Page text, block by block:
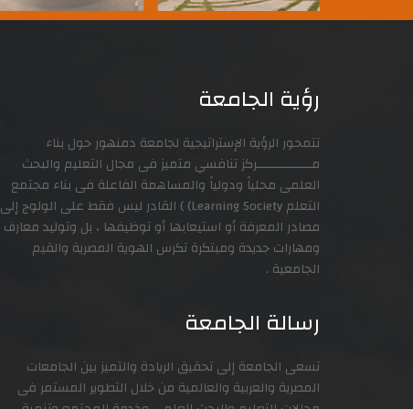
رؤية الجامعة
تتمحور الرؤية الإستراتيجية لجامعة دمنهور حول بناء
مـــــــــــــــركز تنافسي متميز فى مجال التعليم والبحث
العلمى محلياً ودولياً والمساهمة الفاعلة فى بناء مجتمع
التعلم Learning Society) ) القادر ليس فقط على الولوج إلى
مصادر المعرفة أو استيعابها أو توظيفها ، بل وتوليد معارف
ومهارات جديدة ومبتكرة تكرس الهوية المصرية والقيم
الجامعية .
رسالة الجامعة
تسعى الجامعة إلى تحقيق الريادة والتميز بين الجامعات
المصرية والعربية والعالمية من خلال التطوير المستمر فى